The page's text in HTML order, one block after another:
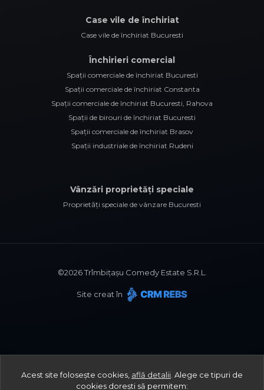
Case vile de închiriat
Case vile de închiriat Bucuresti
Închirieri comercial
Spații comerciale de închiriat Bucuresti
Spații comerciale de închiriat Constanta
Spații comerciale de închiriat Bucuresti, Rahova
Spații de birouri de închiriat Bucuresti
Spații comerciale de închiriat Brasov
Spații industriale de închiriat Rudeni
Vânzări proprietăți speciale
Proprietăți speciale de vânzare Bucuresti
©2026Trîmbițașu Comedy Estate S.R.L.
Site creat în
Acest site folosește cookies, află detalii Alege ce tipuri de
cookies dorești să permitem: